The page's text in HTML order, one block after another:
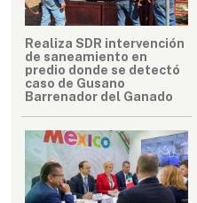
Realiza SDR intervención
de saneamiento en
predio donde se detectó
caso de Gusano
Barrenador del Ganado